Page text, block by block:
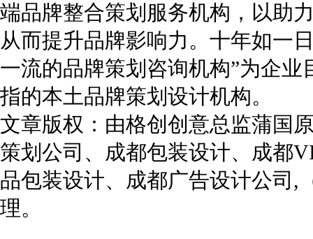
端品牌整合策划服务机构，以助
从而提升品牌影响力。十年如一
一流的品牌策划咨询机构”为企
指的本土品牌策划设计机构。
文章版权：由格创创意总监蒲国
策划公司 、 成都包装设计、 成都
品包装设计、 成都广告设计公司 ,
理。